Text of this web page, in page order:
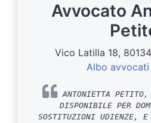
Avvocato
Vico Latilla 18,
Albo
ANTONIETTA
DISPONIBILE PER
SOSTITUZIONI UDIENZE, E